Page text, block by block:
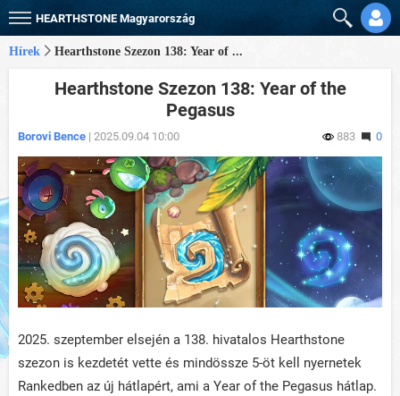
HEARTHSTONE Magyarország
Hírek Hearthstone Szezon 138: Year of ...
Hearthstone Szezon 138: Year of the
Pegasus
Borovi Bence | 2025.09.04 10:00 883 0
2025. szeptember elsején a 138. hivatalos Hearthstone
szezon is kezdetét vette és mindössze 5-öt kell nyernetek
Rankedben az új hátlapért, ami a Year of the Pegasus hátlap.